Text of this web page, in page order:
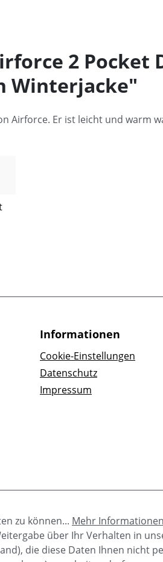
2 Pocket
Winterjacke"
Airforce. Er ist leicht und warm
Informationen
Cookie-Einstellungen
Datenschutz
Impressum
zu können... Mehr Informationen
über Ihr Verhalten in
die diese Daten Ihnen nicht